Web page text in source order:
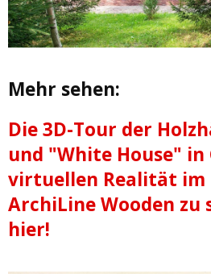
Mehr sehen:
Die 3D-Tour der
und "White House" in
virtuellen Realität im
ArchiLine Wooden zu
hier!